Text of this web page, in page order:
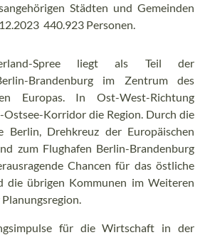
Städten und Gemeinden
440.923 Personen.
Spree liegt als Teil der
Brandenburg im Zentrum des
Europas. In Ost-West-Richtung
Korridor die Region. Durch die
Berlin, Drehkreuz der Europäischen
zum Flughafen Berlin-Brandenburg
Chancen für das östliche
die übrigen Kommunen im Weiteren
für die Wirtschaft in der